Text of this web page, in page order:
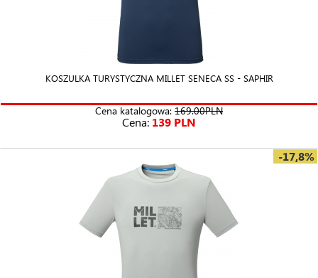
KOSZULKA TURYSTYCZNA MILLET SENECA SS - SAPHIR
Cena katalogowa: 169.00PLN
Cena: 139 PLN
-17,8%